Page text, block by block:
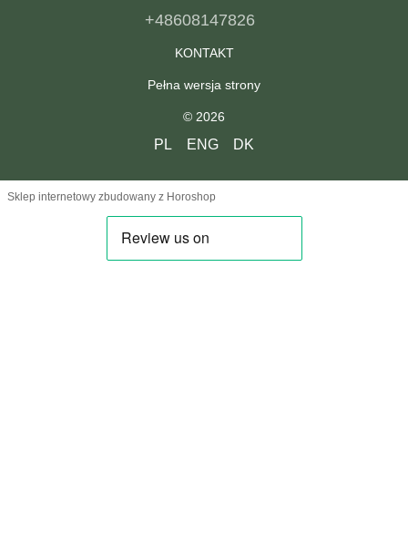
+48608147826
KONTAKT
Pełna wersja strony
© 2026
PL ENG DK
Sklep internetowy zbudowany z Horoshop